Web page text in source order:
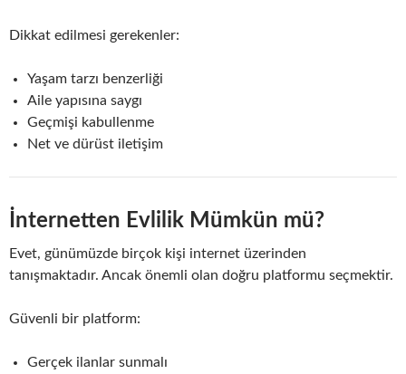
Dikkat edilmesi gerekenler:
Yaşam tarzı benzerliği
Aile yapısına saygı
Geçmişi kabullenme
Net ve dürüst iletişim
İnternetten Evlilik Mümkün mü?
Evet, günümüzde birçok kişi internet üzerinden
tanışmaktadır. Ancak önemli olan doğru platformu seçmektir.
Güvenli bir platform:
Gerçek ilanlar sunmalı